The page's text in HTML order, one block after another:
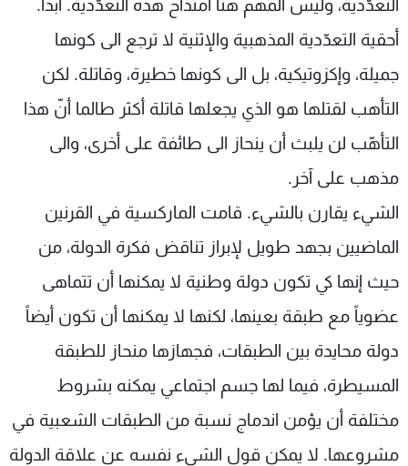
التعدّدية، وليس المهم هنا امتداح هذه التعدّدية. أبداً.
أحقية التعدّدية المذهبية والإثنية لا ترجع الى كونها
جميلة، وإكزوتيكية، بل الى كونها خطيرة، وقاتلة. لكن
التأهب لقتلها هو الذي يجعلها قاتلة أكثر طالما أنّ هذا
التأهّب لن يلبث أن ينحاز الى طائفة على أخرى، والى
مذهب على آخر.
الشيء يقارن بالشيء. قامت الماركسية في القرنين
الماضيين بجهد طويل لإبراز تناقض فكرة الدولة، من
حيث إنها كي تكون دولة وطنية لا يمكنها أن تتماهى
عضوياً مع طبقة بعينها، لكنها لا يمكنها أن تكون أيضاً
دولة محايدة بين الطبقات، فجهازها منحاز للطبقة
المسيطرة، فيما لها جسم اجتماعي يمكنه بشروط
مختلفة أن يؤمن اندماج نسبة من الطبقات الشعبية في
مشروعها. لا يمكن قول الشيء نفسه عن علاقة الدولة